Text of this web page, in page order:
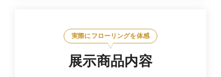
実際にフローリングを体感
展示商品内容